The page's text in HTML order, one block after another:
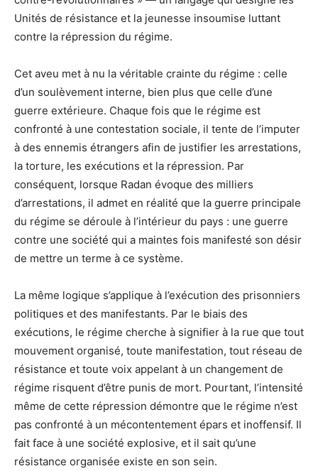
Unités de résistance et la jeunesse insoumise luttant
contre la répression du régime.
Cet aveu met à nu la véritable crainte du régime : celle
d’un soulèvement interne, bien plus que celle d’une
guerre extérieure. Chaque fois que le régime est
confronté à une contestation sociale, il tente de l’imputer
à des ennemis étrangers afin de justifier les arrestations,
la torture, les exécutions et la répression. Par
conséquent, lorsque Radan évoque des milliers
d’arrestations, il admet en réalité que la guerre principale
du régime se déroule à l’intérieur du pays : une guerre
contre une société qui a maintes fois manifesté son désir
de mettre un terme à ce système.
La même logique s’applique à l’exécution des prisonniers
politiques et des manifestants. Par le biais des
exécutions, le régime cherche à signifier à la rue que tout
mouvement organisé, toute manifestation, tout réseau de
résistance et toute voix appelant à un changement de
régime risquent d’être punis de mort. Pourtant, l’intensité
même de cette répression démontre que le régime n’est
pas confronté à un mécontentement épars et inoffensif. Il
fait face à une société explosive, et il sait qu’une
résistance organisée existe en son sein.